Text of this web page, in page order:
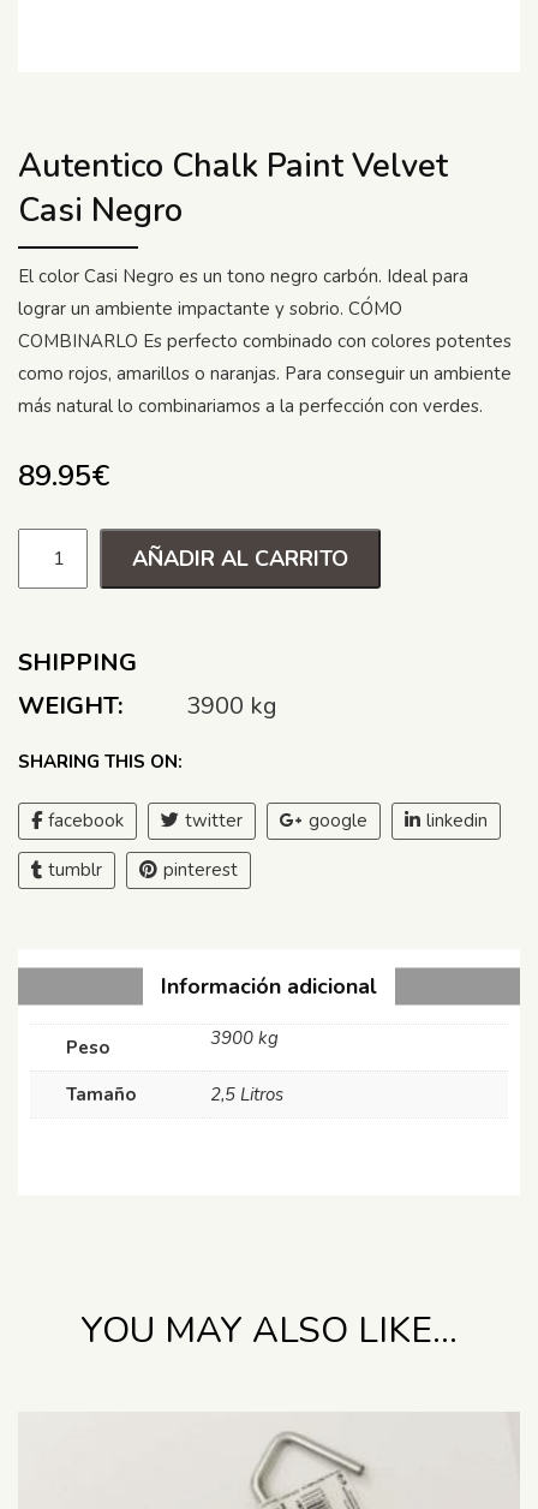
Autentico Chalk Paint Velvet
Casi Negro
El color Casi Negro es un tono negro carbón. Ideal para
lograr un ambiente impactante y sobrio. CÓMO
COMBINARLO Es perfecto combinado con colores potentes
como rojos, amarillos o naranjas. Para conseguir un ambiente
más natural lo combinariamos a la perfección con verdes.
89.95€
AÑADIR AL CARRITO
SHIPPING
WEIGHT:
3900 kg
SHARING THIS ON:
facebook twitter google linkedin
tumblr pinterest
Información adicional
Peso 3900 kg
Tamaño 2,5 Litros
YOU MAY ALSO LIKE…